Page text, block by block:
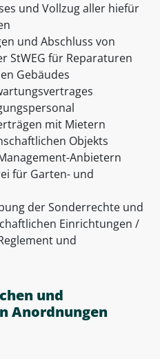
und Vollzug aller hiefür
und Abschluss von
StWEG für Reparaturen
Gebäudes
mit Mietern
Objekts
Anbietern
für Garten- und
der Sonderrechte und
Einrichtungen /
und
und
Anordnungen